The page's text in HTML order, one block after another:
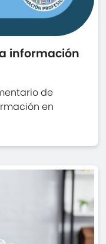
información
de
en